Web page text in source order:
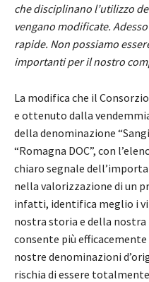
che disciplinano l’utilizzo
vengano modificate.
rapide. Non possiamo
importanti per il nostro
La modifica che il
e ottenuto dalla
della denominazione
“Romagna DOC”, con
chiaro segnale
nella valorizzazione di un
infatti, identifica meglio i
nostra storia e della
consente più
nostre denominazioni
rischia di essere